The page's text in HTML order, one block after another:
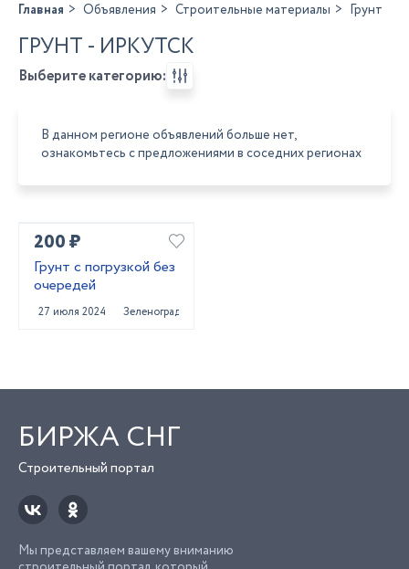
Главная Объявления Строительные материалы Грунт
ГРУНТ - ИРКУТСК
Выберите категорию:
В данном регионе объявлений больше нет,
ознакомьтесь с предложениями в соседних регионах
200 ₽
Грунт с погрузкой без
очередей
27 июля 2024 Зеленоград
БИРЖА СНГ
Строительный портал
Мы представляем вашему вниманию